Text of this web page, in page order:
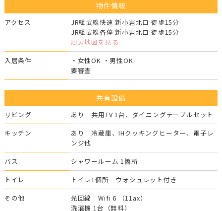
物件情報
アクセス
JR総武線快速 新小岩北口 徒歩15分
JR総武線各停 新小岩北口 徒歩15分
周辺地図を見る
入居条件
・女性OK ・男性OK
要審査
共有設備
リビング
あり 共用TV 1台、ダイニングテーブルセット
キッチン
あり 冷蔵庫、IHクッキングヒーター、電子レ
ンジ他
バス
シャワールーム 1箇所
トイレ
トイレ1個所 ウォシュレット付き
その他
光回線 Wifi 6 （11ax）
洗濯機 1台（無料）